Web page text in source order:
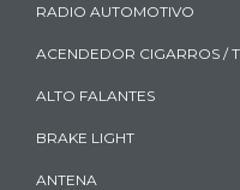
RADIO AUTOMOTIVO
ACENDEDOR CIGARROS /
ALTO FALANTES
BRAKE LIGHT
ANTENA